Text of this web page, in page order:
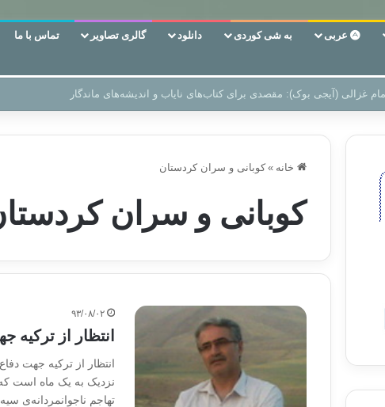
عربی به شی کوردی دانلود گالری تصاویر تماس با ما
در زمین‌، دوری وکناره‌گیری از راه خداست‌!
خانه » کوبانی و سران کردستان
کوبانی و سران
۹۳/۰۸/۰۲
انتظار از
انتظار از ترکیه جهت
نزدیک به یک ماه است که
تهاجم ناجوانمردانه‌ی